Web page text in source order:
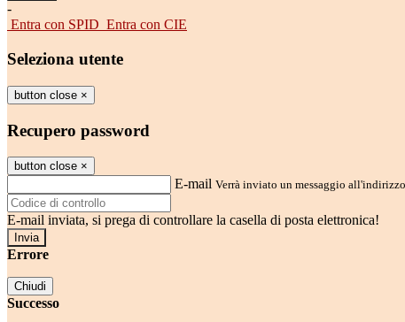
-
Entra con SPID Entra con CIE
Seleziona utente
button close ×
Recupero password
button close ×
E-mail Verrà inviato un messaggio
E-mail inviata, si prega di controllare la casella di posta elettronica!
Errore
Chiudi
Successo